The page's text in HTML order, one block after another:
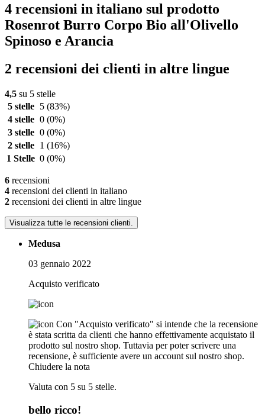
4 recensioni in italiano sul prodotto
Rosenrot Burro Corpo Bio all'Olivello
Spinoso e Arancia
2 recensioni dei clienti in altre lingue
4,5 su 5 stelle
5 stelle
5 (83%)
4 stelle 0 (0%)
3 stelle 0 (0%)
2 stelle
1 (16%)
1 Stelle 0 (0%)
6 recensioni
4 recensioni dei clienti in italiano
2 recensioni dei clienti in altre lingue
Visualizza tutte le recensioni clienti.
Medusa
03 gennaio 2022
Acquisto verificato
Con "Acquisto verificato" si intende che la recensione
è stata scritta da clienti che hanno effettivamente acquistato il
prodotto sul nostro shop. Tuttavia per poter scrivere una
recensione, è sufficiente avere un account sul nostro shop.
Chiudere la nota
Valuta con 5 su 5 stelle.
bello ricco!